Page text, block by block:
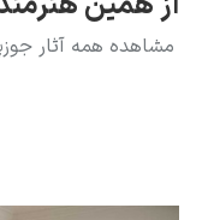
همه آثار جوزپه کانلا